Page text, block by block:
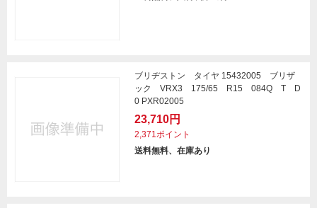
ブリヂストン タイヤ 15432005 ブリザ
ック VRX3 175/65 R15 084Q T D
0 PXR02005
23,710円
2,371ポイント
送料無料、在庫あり